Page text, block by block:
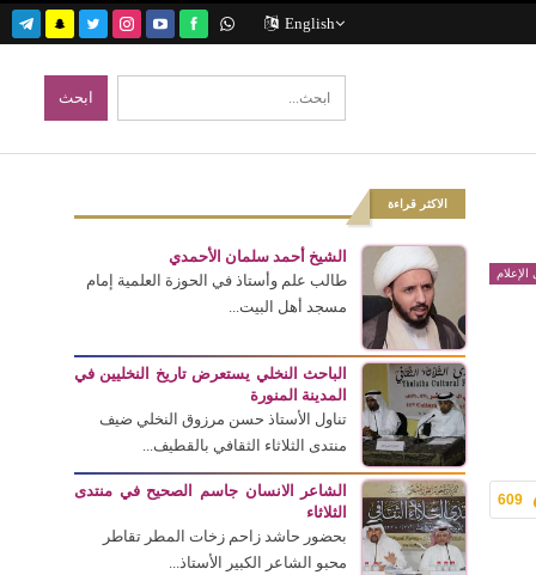
English
609
الاكثر قراءة
الشيخ أحمد سلمان الأحمدي
طالب علم وأستاذ في الحوزة العلمية إمام
مسجد أهل البيت...
الباحث النخلي يستعرض تاريخ النخليين في
المدينة المنورة
تناول الأستاذ حسن مرزوق النخلي ضيف
منتدى الثلاثاء الثقافي بالقطيف...
الشاعر الانسان جاسم الصحيح في منتدى
الثلاثاء
بحضور حاشد زاحم زخات المطر تقاطر
محبو الشاعر الكبير الأستاذ...